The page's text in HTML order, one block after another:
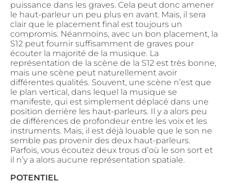
puissance dans les graves. Cela peut donc amener
le haut-parleur un peu plus en avant. Mais, il sera
clair que le placement final est toujours un
compromis. Néanmoins, avec un bon placement, la
S12 peut fournir suffisamment de graves pour
écouter la majorité de la musique. La
représentation de la scène de la S12 est très bonne,
mais une scène peut naturellement avoir
différentes qualités. Souvent, une scène n’est que
le plan vertical, dans lequel la musique se
manifeste, qui est simplement déplacé dans une
position derrière les haut-parleurs. Il y a alors peu
de différences de profondeur entre les voix et les
instruments. Mais, il est déjà louable que le son ne
semble pas provenir des deux haut-parleurs.
Parfois, vous écoutez deux trous d’où le son sort et
il n’y a alors aucune représentation spatiale.
POTENTIEL